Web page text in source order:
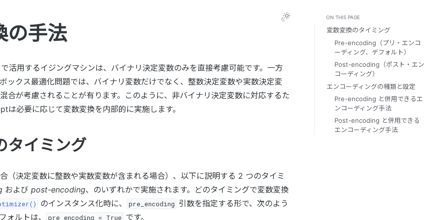
の手法
活用するイジングマシンは、バイナリ決定変数のみを直接考慮可能です。一方
ックス最適化問題では、バイナリ変数だけでなく、整数決定変数や実数決定変
合が考慮されることが有ります。このように、非バイナリ決定変数に対応するた
は必要に応じて変数変換を内部的に実施します。
タイミング
（決定変数に整数や実数変数が含まれる場合）、以下に説明する 2 つのタイミ
および post-encoding、のいずれかで実施されます。どのタイミングで変数変換
のインスタンス化時に、 pre_encoding 引数を指定する形で、次のよう
ォルトは、
pre_encoding = True です。
ON THIS PAGE
変数変換のタイミング
Pre-encoding（プリ・エンコ
ーディング、デフォルト）
Post-encoding（ポスト・エン
コーディング）
エンコーディングの種類と設定
Pre-encoding と併用できるエ
ンコーディング手法
Post-encoding と併用できる
エンコーディング手法